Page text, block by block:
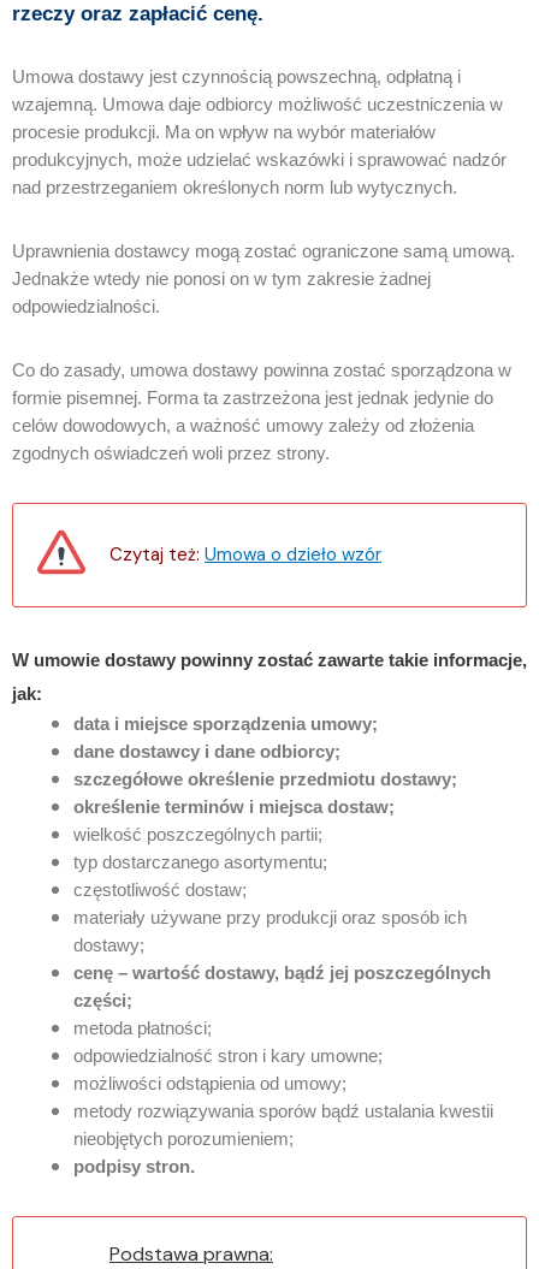
rzeczy oraz zapłacić cenę.
Umowa dostawy jest czynnością powszechną, odpłatną i
wzajemną. Umowa daje odbiorcy możliwość uczestniczenia w
procesie produkcji. Ma on wpływ na wybór materiałów
produkcyjnych, może udzielać wskazówki i sprawować nadzór
nad przestrzeganiem określonych norm lub wytycznych.
Uprawnienia dostawcy mogą zostać ograniczone samą umową.
Jednakże wtedy nie ponosi on w tym zakresie żadnej
odpowiedzialności.
Co do zasady, umowa dostawy powinna zostać sporządzona w
formie pisemnej. Forma ta zastrzeżona jest jednak jedynie do
celów dowodowych, a ważność umowy zależy od złożenia
zgodnych oświadczeń woli przez strony.
Czytaj też: Umowa o dzieło wzór
W umowie dostawy powinny zostać zawarte takie informacje,
jak:
data i miejsce sporządzenia umowy;
dane dostawcy i dane odbiorcy;
szczegółowe określenie przedmiotu dostawy;
określenie terminów i miejsca dostaw;
wielkość poszczególnych partii;
typ dostarczanego asortymentu;
częstotliwość dostaw;
materiały używane przy produkcji oraz sposób ich
dostawy;
cenę – wartość dostawy, bądź jej poszczególnych
części;
metoda płatności;
odpowiedzialność stron i kary umowne;
możliwości odstąpienia od umowy;
metody rozwiązywania sporów bądź ustalania kwestii
nieobjętych porozumieniem;
podpisy stron.
Podstawa prawna: